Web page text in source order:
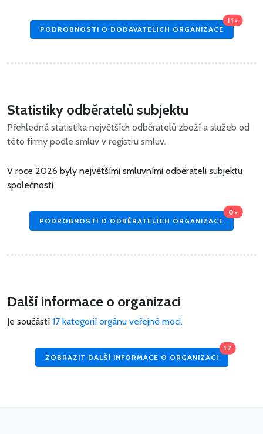
PODROBNOSTI O DODAVATELÍCH ORGANIZACE
11+
Statistiky odběratelů subjektu
Přehledná statistika největších odběratelů zboží a služeb od
této firmy podle smluv v registru smluv.
V roce 2026 byly největšími smluvními odběrateli subjektu
společnosti
PODROBNOSTI O ODBĚRATELÍCH ORGANIZACE
0+
Další informace o organizaci
Je součástí 17 kategorií orgánu veřejné moci.
ZOBRAZIT DALŠÍ INFORMACE O ORGANIZACI
17